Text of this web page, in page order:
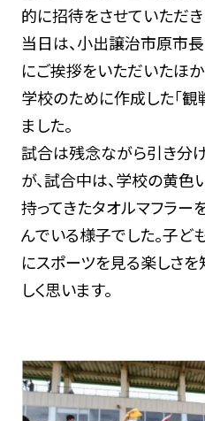
的に招待をさせていただき
当日は、小出譲治市原市
にご挨拶をいただいたほ
学校のために作成した「観
ました。
試合は残念ながら引き分
が、試合中は、学校の黄色
持ってきたタオルマフラー
んでいる様子でした。子ど
にスポーツを見る楽しさ
しく思います。